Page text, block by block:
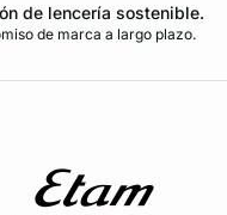
de lencería sostenible.
de marca a largo plazo.